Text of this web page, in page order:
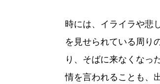
時には、イライラや悲
を見せられている周り
り、そばに来なくなっ
情を言われることも、